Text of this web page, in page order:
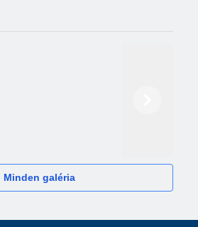
Minden galéria